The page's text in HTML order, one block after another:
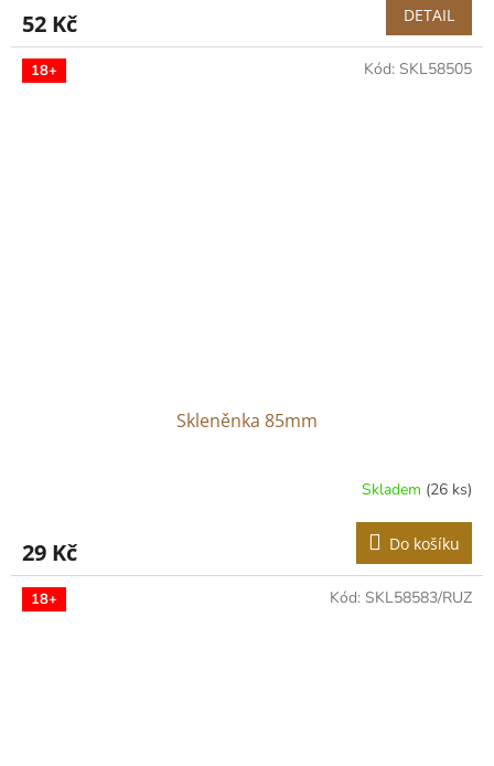
52 Kč DETAIL
18+
Skleněnka 85mm
Skladem (26 ks)
29 Kč Do košíku
Kód: SKL58505
18+ Kód: SKL58583/RUZ